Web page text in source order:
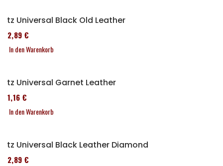
Sitz Universal Black Old Leather
152,89 €
In den Warenkorb
Sitz Universal Garnet Leather
161,16 €
In den Warenkorb
Sitz Universal Black Leather Diamond
152,89 €